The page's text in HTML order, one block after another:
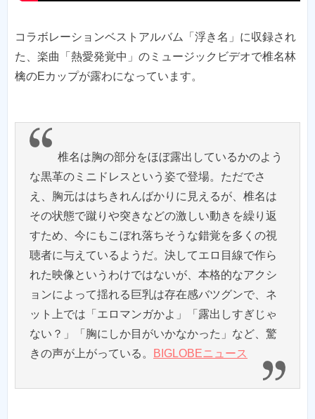
コラボレーションベストアルバム「浮き名」に収録され
た、楽曲「熱愛発覚中」のミュージックビデオで椎名林
檎のEカップが露わになっています。
椎名は胸の部分をほぼ露出しているかのよう
な黒革のミニドレスという姿で登場。ただでさ
え、胸元ははちきれんばかりに見えるが、椎名は
その状態で蹴りや突きなどの激しい動きを繰り返
すため、今にもこぼれ落ちそうな錯覚を多くの視
聴者に与えているようだ。決してエロ目線で作ら
れた映像というわけではないが、本格的なアクシ
ョンによって揺れる巨乳は存在感バツグンで、ネ
ット上では「エロマンガかよ」「露出しすぎじゃ
ない？」「胸にしか目がいかなかった」など、驚
きの声が上がっている。
BIGLOBEニュース